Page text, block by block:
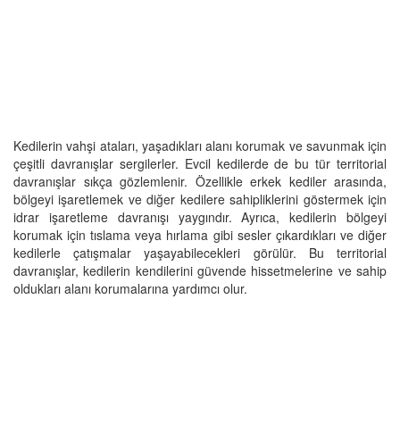
Kedilerin vahşi ataları, yaşadıkları alanı korumak ve savunmak için
çeşitli davranışlar sergilerler. Evcil kedilerde de bu tür territorial
davranışlar sıkça gözlemlenir. Özellikle erkek kediler arasında,
bölgeyi işaretlemek ve diğer kedilere sahipliklerini göstermek için
idrar işaretleme davranışı yaygındır. Ayrıca, kedilerin bölgeyi
korumak için tıslama veya hırlama gibi sesler çıkardıkları ve diğer
kedilerle çatışmalar yaşayabilecekleri görülür. Bu territorial
davranışlar, kedilerin kendilerini güvende hissetmelerine ve sahip
oldukları alanı korumalarına yardımcı olur.